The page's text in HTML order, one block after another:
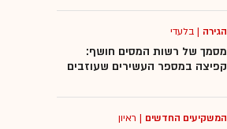
הגירה |בלעדי
מסמך של רשות המסים חושף:
קפיצה במספר העשירים שעוזבים
המשקיעים החדשים | ראיון